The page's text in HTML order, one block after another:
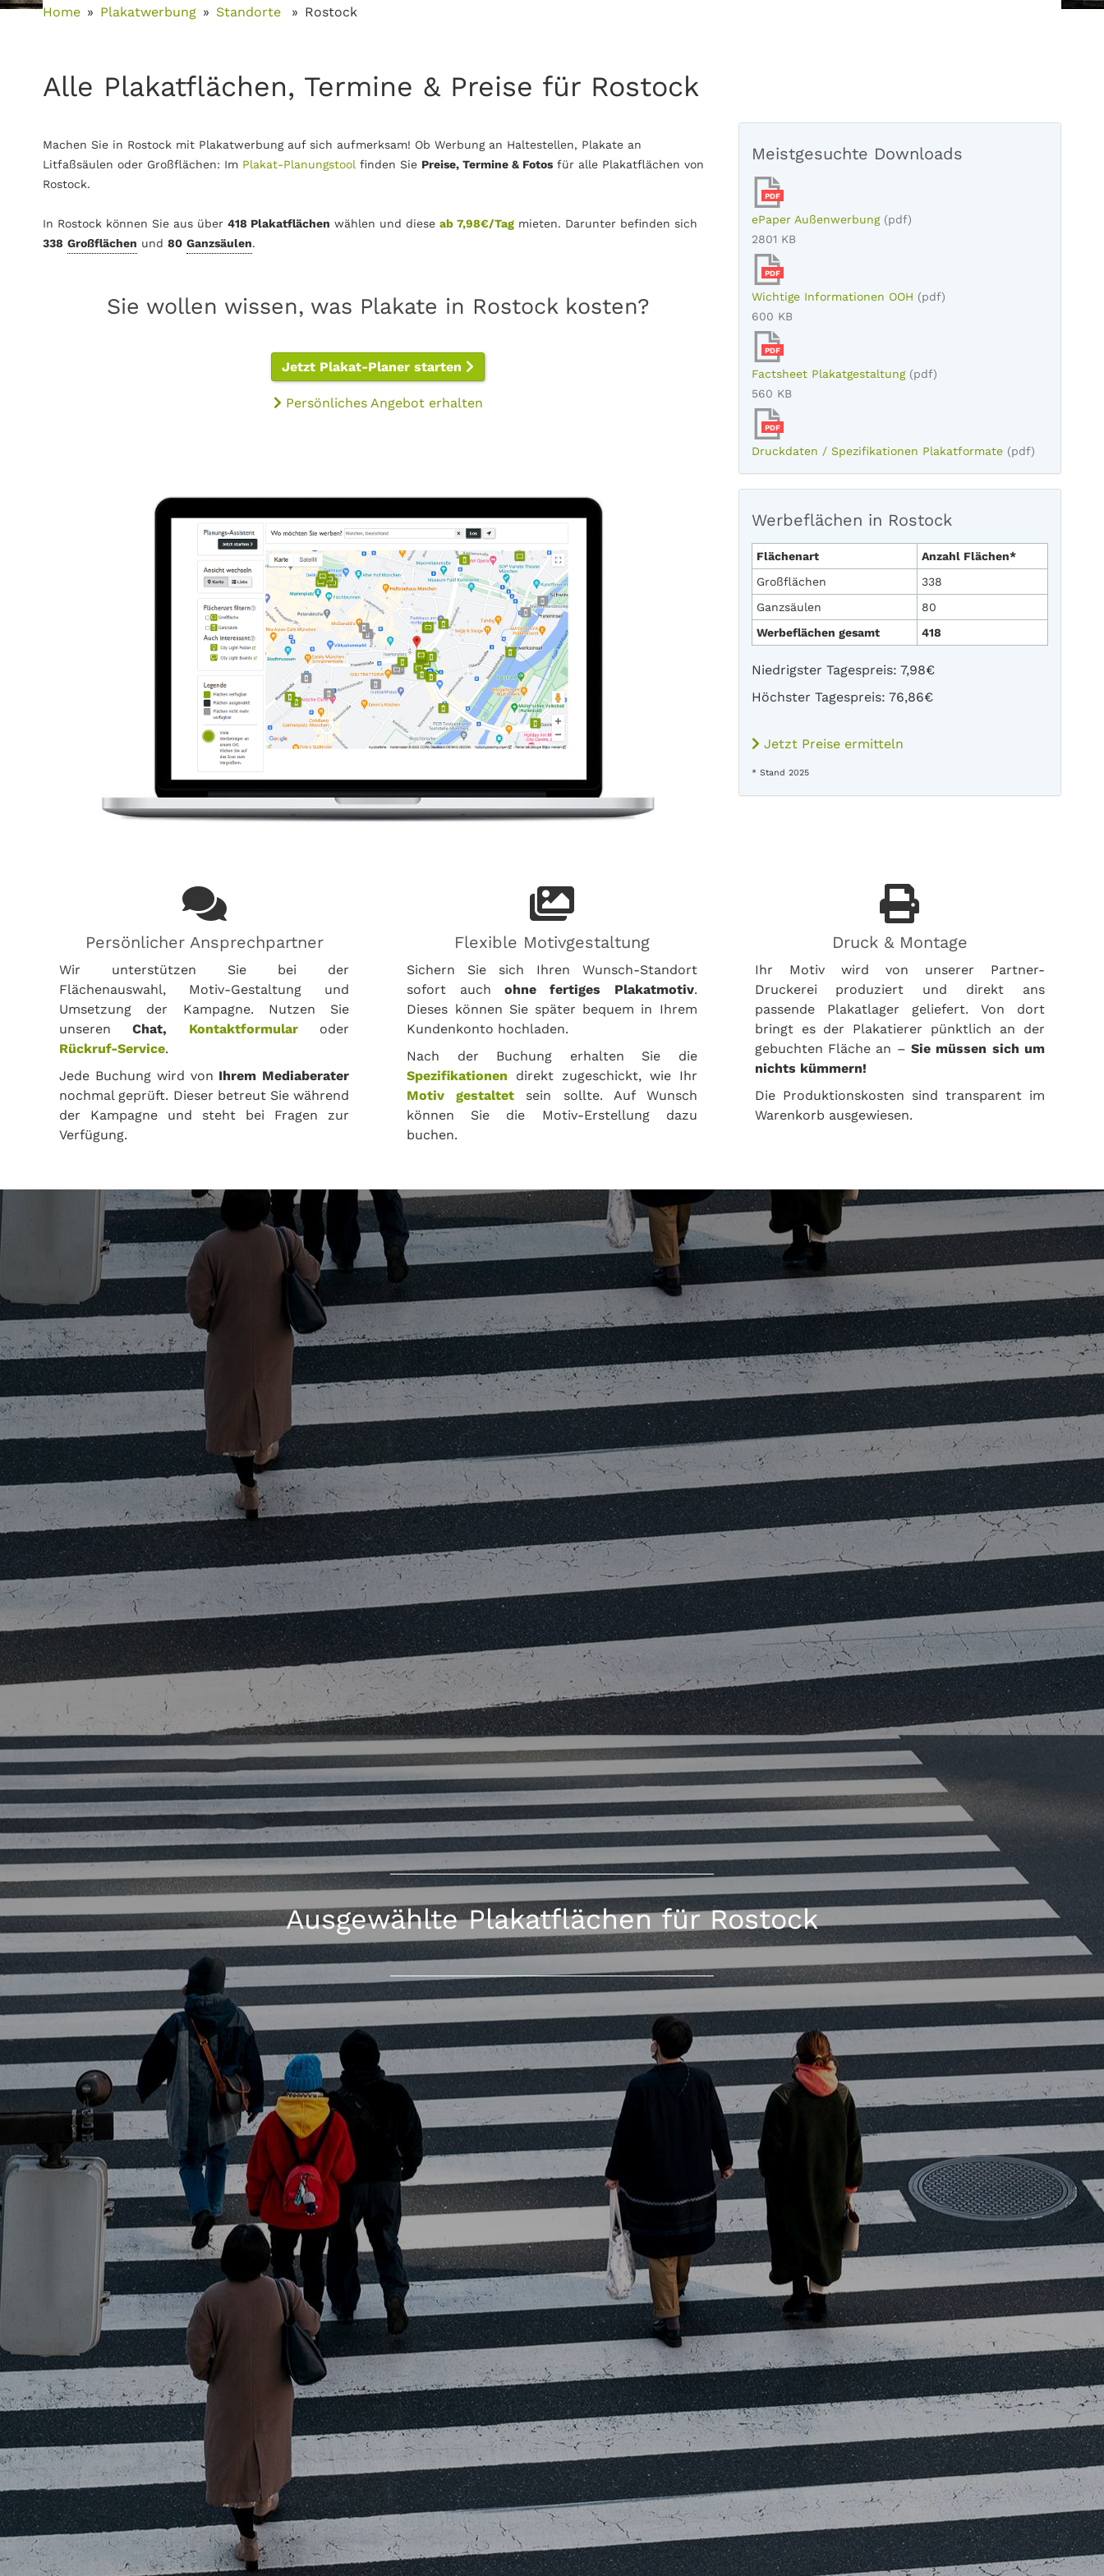
Home Plakatwerbung Standorte Rostock
Alle Plakatflächen, Termine & Preise für Rostock
Machen Sie in Rostock mit Plakatwerbung auf sich aufmerksam! Ob Werbung an Haltestellen, Plakate an
Litfaßsäulen oder Großflächen: Im Plakat-Planungstool finden Sie Preise, Termine & Fotos für alle Plakatflächen von
Rostock.
In Rostock können Sie aus über 418 Plakatflächen wählen und diese ab 7,98€/Tag mieten. Darunter befinden sich
338 Großflächen und 80 Ganzsäulen.
Sie wollen wissen, was Plakate in Rostock kosten?
Jetzt Plakat-Planer starten
Persönliches Angebot erhalten
Meistgesuchte Downloads
PDF
ePaper Außenwerbung (pdf)
2801 KB
PDF
Wichtige Informationen OOH (pdf)
600 KB
PDF
Factsheet Plakatgestaltung (pdf)
560 KB
PDF
Druckdaten / Spezifikationen Plakatformate (pdf)
Werbeflächen in Rostock
Flächenart
Anzahl Flächen*
Großflächen
338
Ganzsäulen
80
Werbeflächen gesamt
418
Niedrigster Tagespreis: 7,98€
Höchster Tagespreis: 76,86€
Jetzt Preise ermitteln
* Stand 2025
Persönlicher Ansprechpartner
Wir unterstützen Sie bei der
Flächenauswahl, Motiv-Gestaltung und
Umsetzung der Kampagne. Nutzen Sie
unserenChat, Kontaktformularoder
Rückruf-Service.
Jede Buchung wird von Ihrem Mediaberater
nochmal geprüft. Dieser betreut Sie während
der Kampagne und steht bei Fragen zur
Verfügung.
Flexible Motivgestaltung
Sichern Sie sich Ihren Wunsch-Standort
sofort auch ohne fertiges Plakatmotiv.
Dieses können Sie später bequem in Ihrem
Kundenkonto hochladen.
Nach der Buchung erhalten Sie die
Spezifikationen direkt zugeschickt, wie Ihr
Motiv gestaltet sein sollte. Auf Wunsch
können Sie die Motiv-Erstellung dazu
buchen.
Druck & Montage
Ihr Motiv wird von unserer Partner-
Druckerei produziert und direkt ans
passende Plakatlager geliefert. Von dort
bringt es der Plakatierer pünktlich an der
gebuchten Fläche an – Sie müssen sich um
nichts kümmern!
Die Produktionskosten sind transparent im
Warenkorb ausgewiesen.
Ausgewählte Plakatflächen für Rostock